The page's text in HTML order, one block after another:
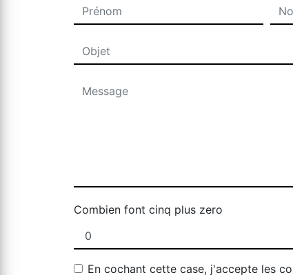
Combien font cinq plus zero
En cochant cette case, j'accepte les